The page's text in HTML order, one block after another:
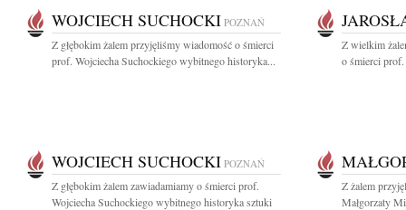
WOJCIECH SUCHOCKI POZNAŃ
Z głębokim żalem przyjęliśmy wiadomość o śmierci
prof. Wojciecha Suchockiego wybitnego historyka...
Z wielkim
o śmierci
WOJCIECH SUCHOCKI POZNAŃ
Z głębokim żalem zawiadamiamy o śmierci prof.
Wojciecha Suchockiego wybitnego historyka sztuki
Z żalem
Małgorzaty